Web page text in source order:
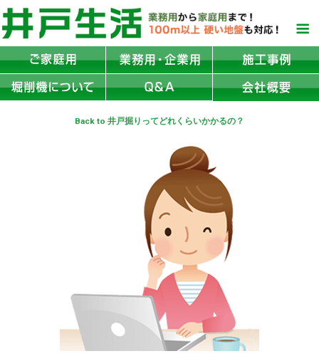
Back to 井戸掘りってどれくらいかかるの？